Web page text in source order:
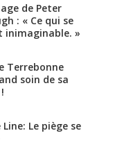
de Peter
: « Ce qui se
inimaginable. »
Terrebonne
soin de sa
Le piège se